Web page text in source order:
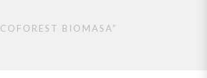
BIOMASA”